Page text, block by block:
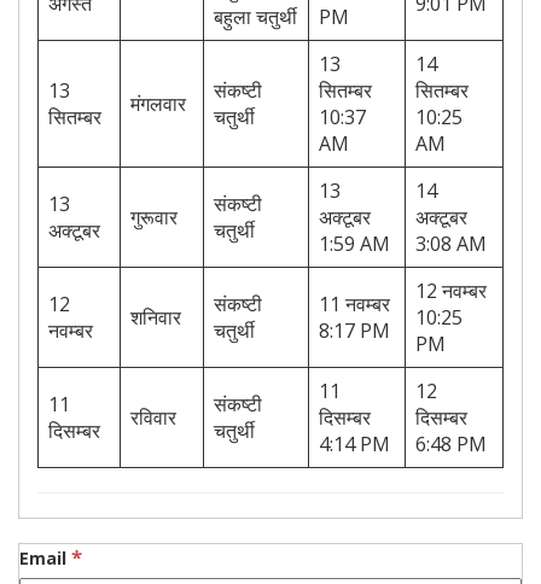
बहुला चतुर्थी
PM
13
सितम्बर
मंगलवार
संकष्टी
चतुर्थी
13
सितम्बर
10:37
AM
14
सितम्बर
10:25
AM
13
अक्टूबर
गुरूवार
संकष्टी
चतुर्थी
13
अक्टूबर
1:59 AM
14
अक्टूबर
3:08 AM
12
नवम्बर
शनिवार
संकष्टी
चतुर्थी
11 नवम्बर
8:17 PM
12 नवम्बर
10:25
PM
11
दिसम्बर
रविवार
संकष्टी
चतुर्थी
11
दिसम्बर
4:14 PM
12
दिसम्बर
6:48 PM
Email *